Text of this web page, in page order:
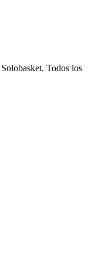
Todos los